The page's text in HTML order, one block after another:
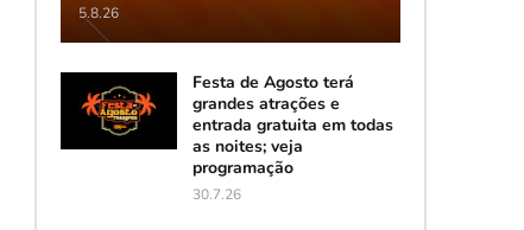
5.8.26
Festa de Agosto terá
grandes atrações e
entrada gratuita em todas
as noites; veja
programação
30.7.26